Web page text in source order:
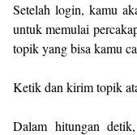
Setelah login, kamu
untuk memulai
topik yang bisa kamu
Ketik dan kirim topik
Dalam hitungan